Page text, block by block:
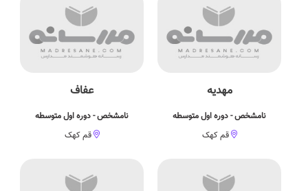
مهدیه
نامشخص - دوره اول متوسطه
قم کهک
عفاف
نامشخص - دوره اول متوسطه
قم کهک